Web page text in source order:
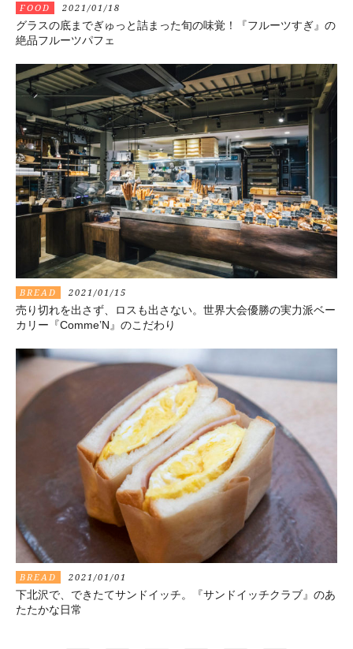
FOOD 2021/01/18
グラスの底までぎゅっと詰まった旬の味覚！『フルーツすぎ』の
絶品フルーツパフェ
BREAD 2021/01/15
売り切れを出さず、ロスも出さない。世界大会優勝の実力派ベー
カリー『Comme’N』のこだわり
BREAD 2021/01/01
下北沢で、できたてサンドイッチ。『サンドイッチクラブ』のあ
たたかな日常